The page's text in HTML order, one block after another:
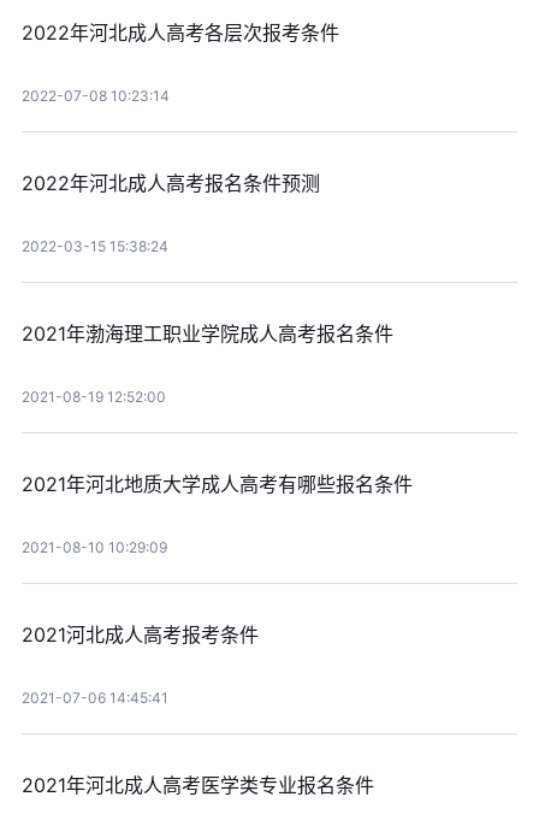
2022年河北成人高考各层次报考条件
2022-07-08 10:23:14
2022年河北成人高考报名条件预测
2022-03-15 15:38:24
2021年渤海理工职业学院成人高考报名条件
2021-08-19 12:52:00
2021年河北地质大学成人高考有哪些报名条件
2021-08-10 10:29:09
2021河北成人高考报考条件
2021-07-06 14:45:41
2021年河北成人高考医学类专业报名条件